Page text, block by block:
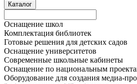
Каталог
Оснащение школ
Комплектация библиотек
Готовые решения для детских садов
Оснащение университетов
Современные школьные кабинеты
Оснащение по национальным
Оборудование для создания медиа-